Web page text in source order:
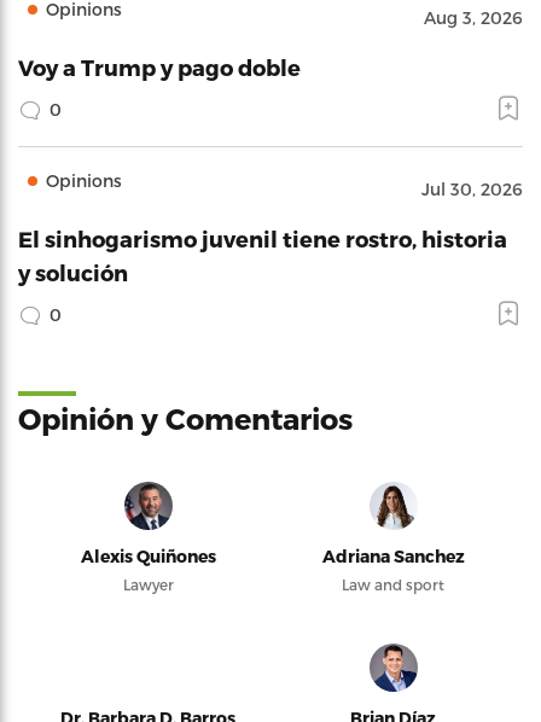
Opinions Aug 3, 2026
Voy a Trump y pago doble
0
Opinions Jul 30, 2026
El sinhogarismo juvenil tiene rostro, historia
y solución
0
Opinión y Comentarios
Alexis Quiñones
Lawyer
Adriana Sanchez
Law and sport
Dr. Barbara D. Barros Brian Díaz